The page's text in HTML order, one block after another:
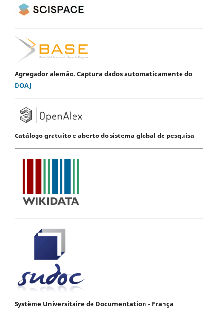
Agregador alemão. Captura dados automaticamente do
DOAJ
Catálogo gratuito e aberto do sistema global de pesquisa
Système Universitaire de Documentation - França